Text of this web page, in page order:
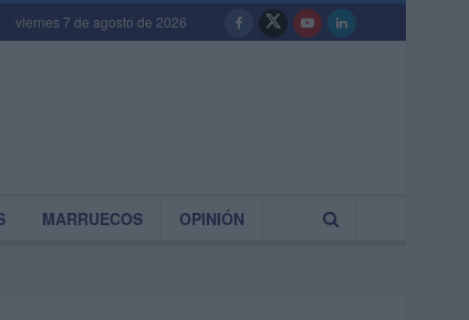
viernes 7 de agosto de 2026
MARRUECOS OPINIÓN